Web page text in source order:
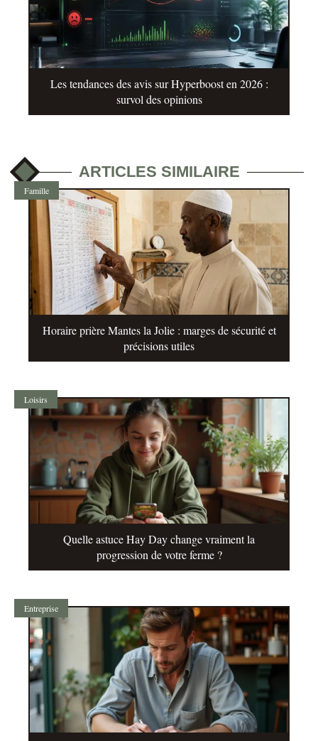
Les tendances des avis sur Hyperboost en 2026 :
survol des opinions
ARTICLES SIMILAIRE
Famille
Horaire prière Mantes la Jolie : marges de sécurité et
précisions utiles
Loisirs
Quelle astuce Hay Day change vraiment la
progression de votre ferme ?
Entreprise